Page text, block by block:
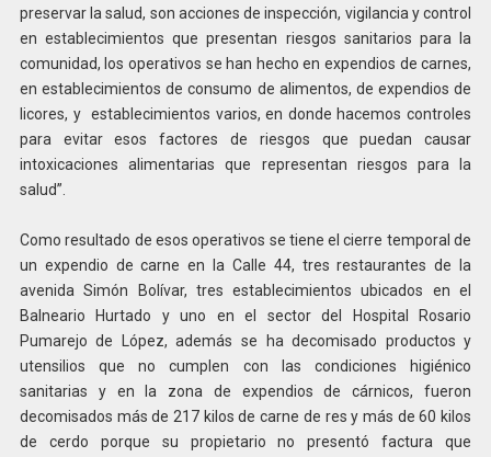
preservar la salud, son acciones de inspección, vigilancia y control
en establecimientos que presentan riesgos sanitarios para la
comunidad, los operativos se han hecho en expendios de carnes,
en establecimientos de consumo de alimentos, de expendios de
licores, y establecimientos varios, en donde hacemos controles
para evitar esos factores de riesgos que puedan causar
intoxicaciones alimentarias que representan riesgos para la
salud”.
Como resultado de esos operativos se tiene el cierre temporal de
un expendio de carne en la Calle 44, tres restaurantes de la
avenida Simón Bolívar, tres establecimientos ubicados en el
Balneario Hurtado y uno en el sector del Hospital Rosario
Pumarejo de López, además se ha decomisado productos y
utensilios que no cumplen con las condiciones higiénico
sanitarias y en la zona de expendios de cárnicos, fueron
decomisados más de 217 kilos de carne de res y más de 60 kilos
de cerdo porque su propietario no presentó factura que